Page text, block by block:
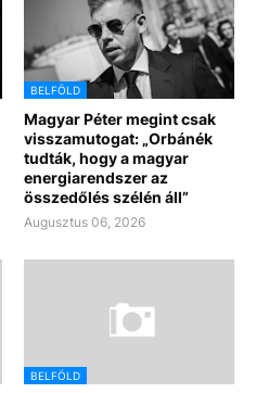
BELFÖLD
Magyar Péter megint csak
visszamutogat: „Orbánék
tudták, hogy a magyar
energiarendszer az
összedőlés szélén áll”
Augusztus 06, 2026
BELFÖLD